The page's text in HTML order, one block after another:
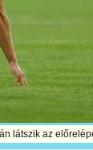
látszik az